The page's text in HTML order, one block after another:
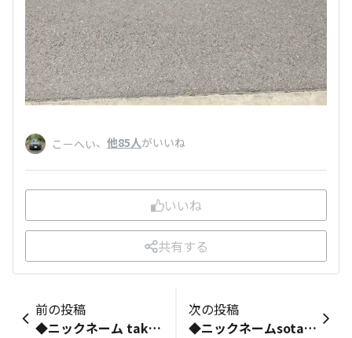
こーへい、 他85人がいいね
いいね
共有する
前の投稿
◆ニックネーム takuy4 です。 ◆お乗りの車種（乗りたい車種でもOK） GT7型インプレッサスポーツ 2.0i-S ブラックレザーpkg ◆ご自由に自己紹介をどうぞ！ はじめまして。 20半ばくらいの歳の頃からGP7型インプレッサXV→VMG型レヴォーグ→LA100F型ステラ→GT7型インプレッサスポーツと乗り継いでいます。 何度かアイサイトには助けられており、スバル特有のエンジン音と加速力に脳が焼かれてしまい、抜け出せなくなってしまいました。 結婚資金を貯めるためにレヴォーグを手放して、中古で当時10年落ち10万キロのステラに乗換後、198000キロまで走りました。 そして、2026年2月に結婚し、インプレッサスポーツに乗換しましたが、燃費が悪いと嫁から文句を言われる日々……なんとか嫁もスバル車を好きになってもらえるとうれしいです。笑 趣味は、温泉、国内旅行、釣り、キャンプ、BBQ、ドライブです。 姫路在住で、日本各地を車で観光、旅してます。
次の投稿
◆ニックネームsota◆お乗りの車種（乗りたい車種でもOK）GDインプレッサ(セダン)◆ご自由に自己紹介をどうぞ！スーパーGTのスバルブースで見たのをきっかけに登録してみました！1級整備士取得目指して勉強中です。